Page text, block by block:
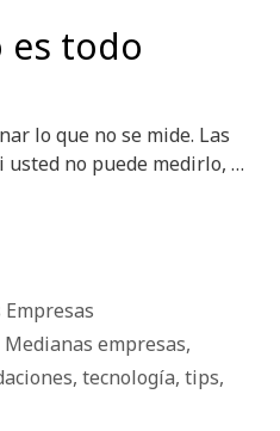
todo
que no se mide. Las
usted no puede medirlo, …
Medianas empresas,
, tecnología, tips,